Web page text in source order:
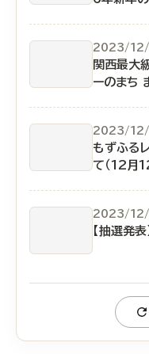
2023/12/
関西最大
ーのまち
2023/12/
もずふる
て（12月
2023/
【抽選発